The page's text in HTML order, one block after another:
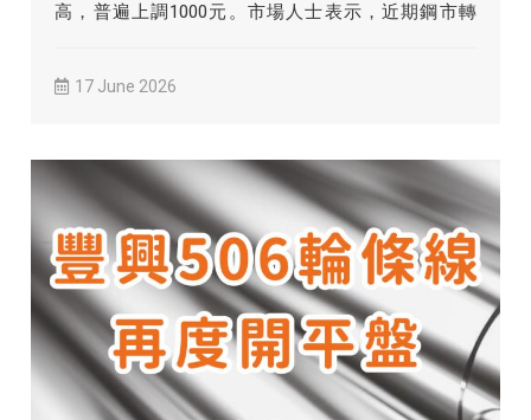
高，普遍上調1000元。市場人士表示，近期鋼市轉
17 June 2026